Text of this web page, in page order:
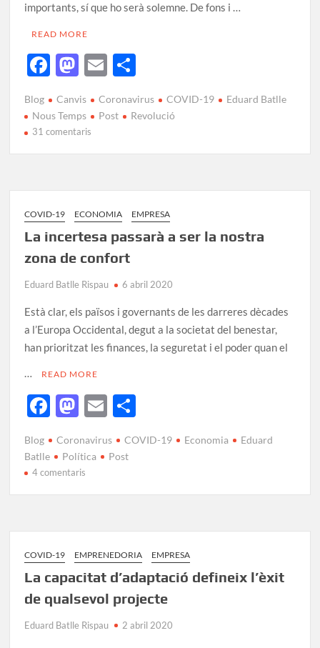
importants, sí que ho serà solemne. De fons i …
READ MORE
F
e
b
o
M
to
d
o
E
ail m
ar
Blog Canvis Coronavirus COVID-19
Eduard Batlle
Nous Temps
Post Revolució
31 comentaris
COVID-19 ECONOMIA EMPRESA
La incertesa passarà a ser la nostra
zona de confort
Eduard Batlle Rispau 6 abril 2020
Està clar, els països i governants de les darreres dècades
a l’Europa Occidental, degut a la societat del benestar,
han prioritzat les finances, la seguretat i el poder quan el
…
READ MORE
F
e
b
o
M
to
d
o
E
ail m
ar
Blog Coronavirus COVID-19 Economia
Eduard
Batlle
Política Post
4 comentaris
COVID-19 EMPRENEDORIA EMPRESA
La capacitat d’adaptació defineix l’èxit
de qualsevol projecte
Eduard Batlle Rispau 2 abril 2020